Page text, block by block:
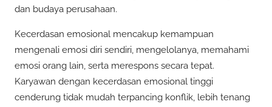
dan budaya perusahaan.
Kecerdasan emosional mencakup kemampuan
mengenali emosi diri sendiri, mengelolanya, memahami
emosi orang lain, serta merespons secara tepat.
Karyawan dengan kecerdasan emosional tinggi
cenderung tidak mudah terpancing konflik, lebih tenang